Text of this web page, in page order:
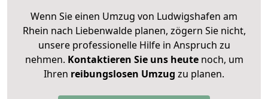
Wenn Sie einen Umzug von Ludwigshafen am
Rhein nach Liebenwalde planen, zögern Sie nicht,
unsere professionelle Hilfe in Anspruch zu
nehmen. Kontaktieren Sie uns heutenoch, um
Ihren reibungslosen Umzug zu planen.